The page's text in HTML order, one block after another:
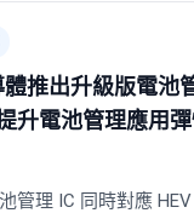
推出升級版電池
升電池管理應用
管理 IC 同時對應